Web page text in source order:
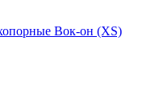
Вок-он (XS)